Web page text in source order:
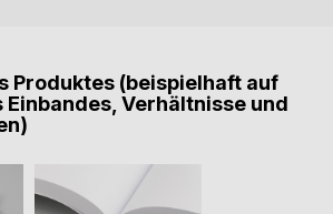
Produktes (beispielhaft auf
Einbandes, Verhältnisse und